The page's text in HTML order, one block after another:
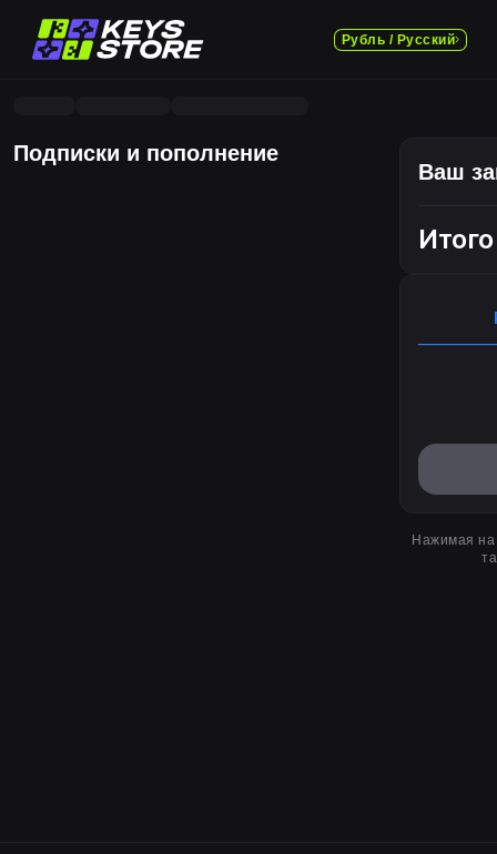
Рубль / Русский
Подписки и пополнение
Ваш
Итого
Нажимая на